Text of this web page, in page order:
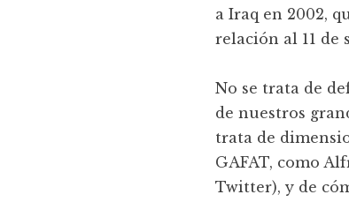
a Iraq en 2002,
relación al 11 de
No se trata de
de nuestros
trata de
GAFAT, como
Twitter), y de